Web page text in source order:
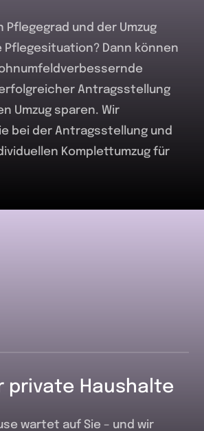
Pflegegrad und der Umzug
Dann können
Antragsstellung
Umzug sparen. Wir
bei der Antragsstellung und
Komplettumzug für
private Haushalte
wartet auf Sie – und wir